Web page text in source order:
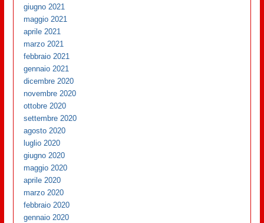
giugno 2021
maggio 2021
aprile 2021
marzo 2021
febbraio 2021
gennaio 2021
dicembre 2020
novembre 2020
ottobre 2020
settembre 2020
agosto 2020
luglio 2020
giugno 2020
maggio 2020
aprile 2020
marzo 2020
febbraio 2020
gennaio 2020